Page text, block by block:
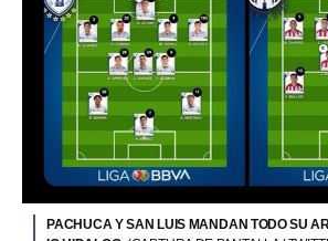
PACHUCA Y SAN LUIS MANDAN TODO SU